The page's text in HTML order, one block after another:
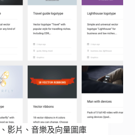
影片、音樂及向量圖庫